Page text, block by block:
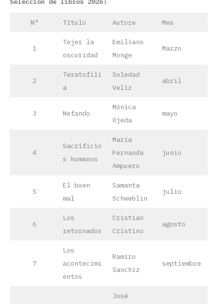
N° Título Autore Mes
1
Tejer la
oscuridad
Emiliano
Monge
Marzo
2
Teratofili
a
Soledad
Veliz
abril
3 Nefando
Mónica
Ojeda
mayo
4
Sacrificio
s humanos
María
Fernanda
Ampuero
junio
5
El buen
mal
Samanta
Schweblin
julio
6
Los
retornados
Cristian
Cristino
agosto
7
Los
acontecimi
entos
Ramiro
Sanchiz
septiembre
José